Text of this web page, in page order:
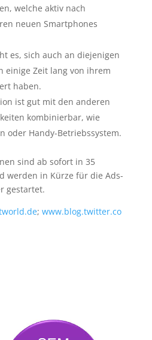
welche aktiv nach
neuen Smartphones
es, sich auch an diejenigen
einige Zeit lang von ihrem
haben.
ist gut mit den anderen
kombinierbar, wie
oder Handy-Betriebssystem.
sind ab sofort in 35
werden in Kürze für die Ads-
gestartet.
; www.blog.twitter.co